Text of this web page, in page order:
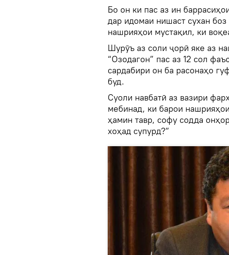
Бо он ки пас аз ин
дар идомаи нишаст сухан
нашрияҳои мустақил, ки
Шурӯъ аз соли ҷорӣ яке аз
“Озодагон” пас аз 12 сол
сардабири он ба расонаҳо
буд.
Суоли навбатӣ аз вазири
мебинад, ки барои
ҳамин тавр, софу содда
хоҳад супурд?”